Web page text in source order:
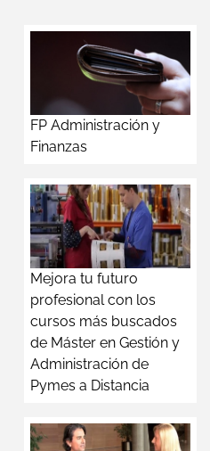
FP Administración y
Finanzas
Mejora tu futuro
profesional con los
cursos más buscados
de Máster en Gestión y
Administración de
Pymes a Distancia